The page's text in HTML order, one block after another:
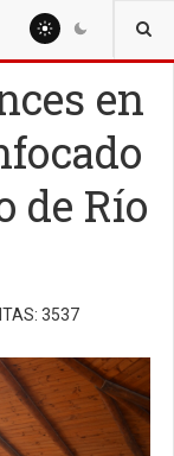
en
de Río
3537